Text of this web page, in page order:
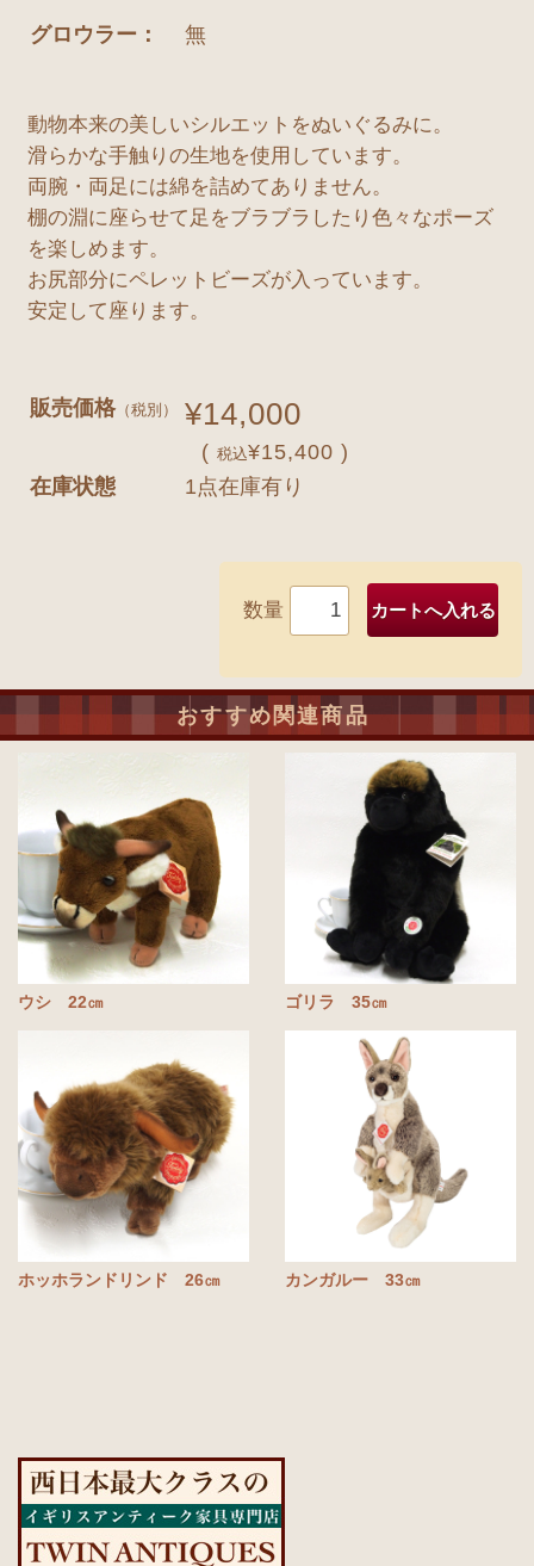
グロウラー： 無
動物本来の美しいシルエットをぬいぐるみに。
滑らかな手触りの生地を使用しています。
両腕・両足には綿を詰めてありません。
棚の淵に座らせて足をブラブラしたり色々なポーズ
を楽しめます。
お尻部分にペレットビーズが入っています。
安定して座ります。
販売価格（税別） ¥14,000
(税込¥15,400 )
在庫状態 1点在庫有り
数量
おすすめ関連商品
ウシ 22㎝ ゴリラ 35㎝
ホッホランドリンド 26㎝ カンガルー 33㎝